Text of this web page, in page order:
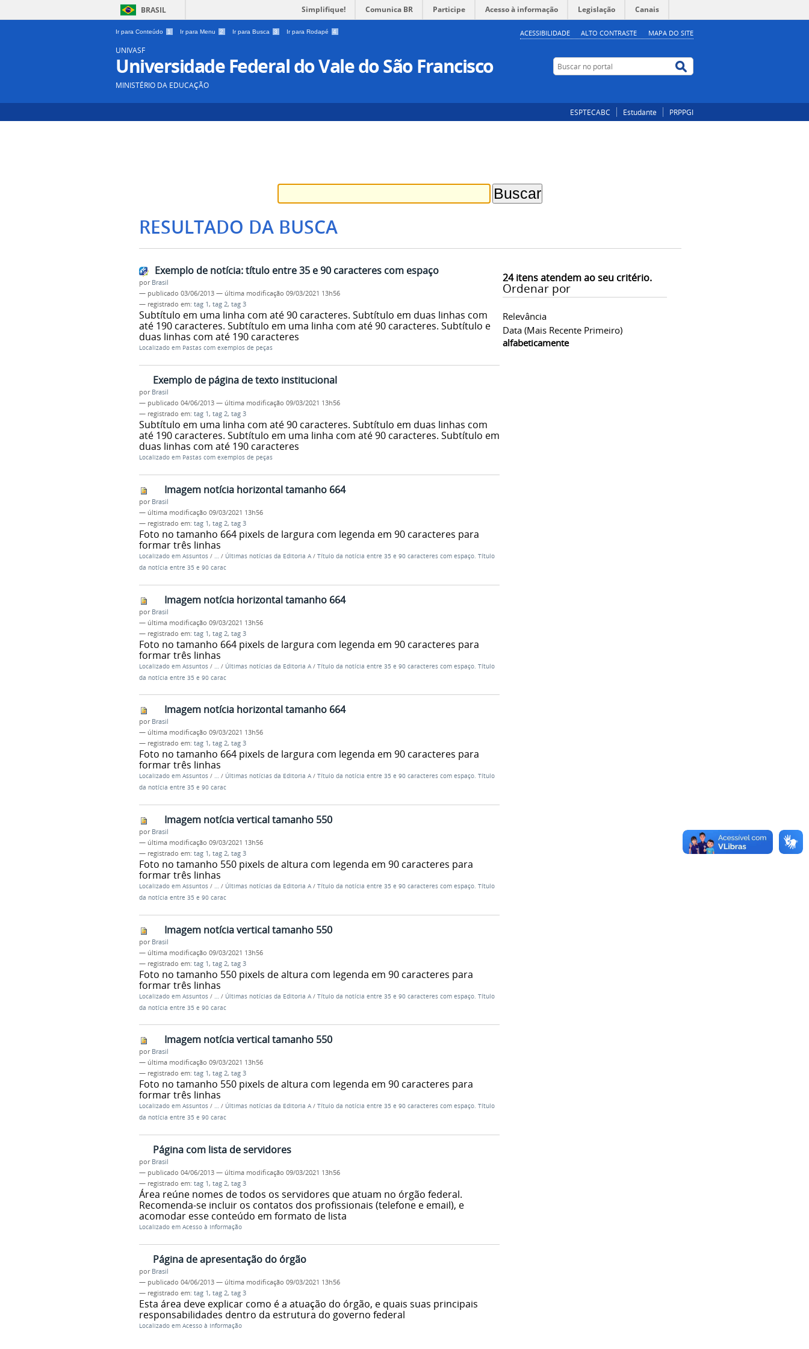
BRASIL Simplifique! Comunica BR Participe Acesso à informação Legislação Canais
Ir para Conteúdo 1 Ir para Menu 2 Ir para Busca 3 Ir para Rodapé 4 ACESSIBILIDADE ALTO CONTRASTE MAPA DO SITE
UNIVASF
Universidade Federal do Vale do São Francisco
MINISTÉRIO DA EDUCAÇÃO
Buscar no portal
ESPTECABC Estudante PRPPGI
RESULTADO DA BUSCA
24itens atendem ao seu critério.
Ordenar por
Relevância
Data (mais Recente Primeiro)
alfabeticamente
Exemplo de notícia: título entre 35 e 90 caracteres com espaço
por Brasil
— publicado 03/06/2013 — última modificação 09/03/2021 13h56
— registrado em: tag 1, tag 2, tag 3
Subtítulo em uma linha com até 90 caracteres. Subtítulo em duas linhas com
até 190 caracteres. Subtítulo em uma linha com até 90 caracteres. Subtítulo em
duas linhas com até 190 caracteres
Localizado em Pastas com exemplos de peças
Exemplo de página de texto institucional
por Brasil
— publicado 04/06/2013 — última modificação 09/03/2021 13h56
— registrado em: tag 1, tag 2, tag 3
Subtítulo em uma linha com até 90 caracteres. Subtítulo em duas linhas com
até 190 caracteres. Subtítulo em uma linha com até 90 caracteres. Subtítulo em
duas linhas com até 190 caracteres
Localizado em Pastas com exemplos de peças
Imagem notícia horizontal tamanho 664
por Brasil
— última modificação 09/03/2021 13h56
— registrado em: tag 1, tag 2, tag 3
Foto no tamanho 664 pixels de largura com legenda em 90 caracteres para
formar três linhas
Localizado em Assuntos / … / Últimas notícias da Editoria A / Título da notícia entre 35 e 90 caracteres com espaço. Título
da notícia entre 35 e 90 carac
Imagem notícia horizontal tamanho 664
por Brasil
— última modificação 09/03/2021 13h56
— registrado em: tag 1, tag 2, tag 3
Foto no tamanho 664 pixels de largura com legenda em 90 caracteres para
formar três linhas
Localizado em Assuntos / / Últimas notícias da Editoria A / Título da notícia entre 35 e 90 caracteres com espaço. Título
da notícia entre 35 e 90 carac
Imagem notícia horizontal tamanho 664
por Brasil
— última modificação 09/03/2021 13h56
— registrado em: tag 1, tag 2, tag 3
Foto no tamanho 664 pixels de largura com legenda em 90 caracteres para
formar três linhas
Localizado em Assuntos / … / Últimas notícias da Editoria A / Título da notícia entre 35 e 90 caracteres com espaço. Título
da notícia entre 35 e 90 carac
Imagem notícia vertical tamanho 550
por Brasil
— última modificação 09/03/2021 13h56
— registrado em: tag 1, tag 2, tag 3
Foto no tamanho 550 pixels de altura com legenda em 90 caracteres para
formar três linhas
Localizado em Assuntos / … / Últimas notícias da Editoria A / Título da notícia entre 35 e 90 caracteres com espaço. Título
da notícia entre 35 e 90 carac
Imagem notícia vertical tamanho 550
por Brasil
— última modificação 09/03/2021 13h56
— registrado em: tag 1, tag 2, tag 3
Foto no tamanho 550 pixels de altura com legenda em 90 caracteres para
formar três linhas
Localizado em Assuntos / … / Últimas notícias da Editoria A / Título da notícia entre 35 e 90 caracteres com espaço. Título
da notícia entre 35 e 90 carac
Imagem notícia vertical tamanho 550
por Brasil
— última modificação 09/03/2021 13h56
— registrado em: tag 1, tag 2, tag 3
Foto no tamanho 550 pixels de altura com legenda em 90 caracteres para
formar três linhas
Localizado em Assuntos / … / Últimas notícias da Editoria A / Título da notícia entre 35 e 90 caracteres com espaço. Título
da notícia entre 35 e 90 carac
Página com lista de servidores
por Brasil
— publicado 04/06/2013 — última modificação 09/03/2021 13h56
— registrado em: tag 1, tag 2, tag 3
Área reúne nomes de todos os servidores que atuam no órgão federal.
Recomenda-se incluir os contatos dos profissionais (telefone e email), e
acomodar esse conteúdo em formato de lista
Localizado em Acesso à Informação
Página de apresentação do órgão
por Brasil
— publicado 04/06/2013 — última modificação 09/03/2021 13h56
— registrado em: tag 1, tag 2, tag 3
Esta área deve explicar como é a atuação do órgão, e quais suas principais
responsabilidades dentro da estrutura do governo federal
Localizado em Acesso à Informação